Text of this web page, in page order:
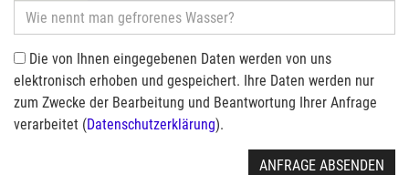
Die von Ihnen eingegebenen Daten werden von uns
elektronisch erhoben und gespeichert. Ihre Daten werden nur
zum Zwecke der Bearbeitung und Beantwortung Ihrer Anfrage
verarbeitet (Datenschutzerklärung).
ANFRAGE ABSENDEN